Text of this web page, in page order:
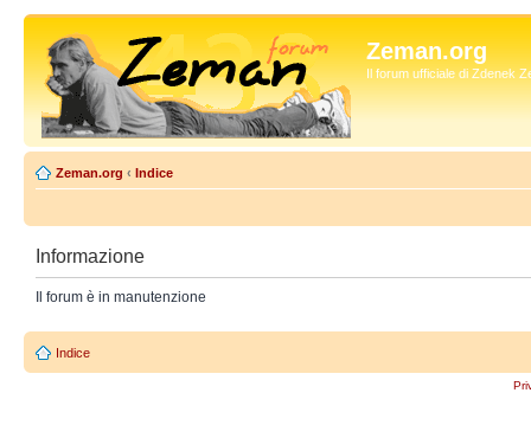
Zeman.org
Il forum ufficiale di Zdenek
Zeman.org ‹ Indice
Informazione
Il forum è in manutenzione
Indice